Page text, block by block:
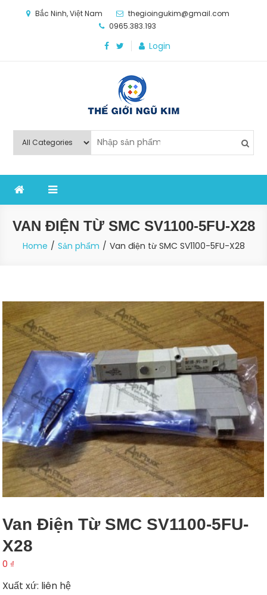
Bắc Ninh, Việt Nam
thegioingukim@gmail.com
0965.383.193
Login
Thế Giới Ngũ Kim
nghiệp sản xuất
VAN ĐIỆN TỪ SMC SV1100-5FU-X28
Home Sản phẩm Van điện từ SMC SV1100-5FU-X28
Van Điện Từ SMC SV1100-5FU-
X28
0 ₫
Xuất xứ: liên hệ